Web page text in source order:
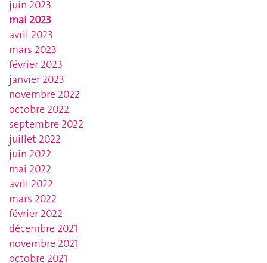
juin 2023
mai 2023
avril 2023
mars 2023
février 2023
janvier 2023
novembre 2022
octobre 2022
septembre 2022
juillet 2022
juin 2022
mai 2022
avril 2022
mars 2022
février 2022
décembre 2021
novembre 2021
octobre 2021